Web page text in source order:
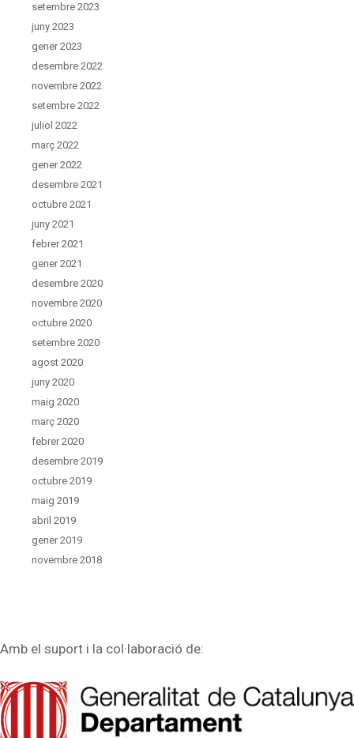
setembre 2023
juny 2023
gener 2023
desembre 2022
novembre 2022
setembre 2022
juliol 2022
març 2022
gener 2022
desembre 2021
octubre 2021
juny 2021
febrer 2021
gener 2021
desembre 2020
novembre 2020
octubre 2020
setembre 2020
agost 2020
juny 2020
maig 2020
març 2020
febrer 2020
desembre 2019
octubre 2019
maig 2019
abril 2019
gener 2019
novembre 2018
Amb el suport i la col·laboració de: